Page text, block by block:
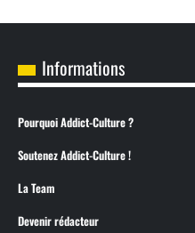
Informations
Pourquoi Addict-Culture ?
Soutenez Addict-Culture !
La Team
Devenir rédacteur